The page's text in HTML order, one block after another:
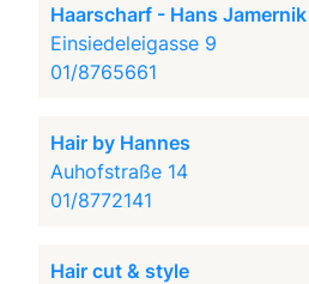
Haarscharf - Hans Jamernik
Einsiedeleigasse 9
01/8765661
Hair by Hannes
Auhofstraße 14
01/8772141
Hair cut & style